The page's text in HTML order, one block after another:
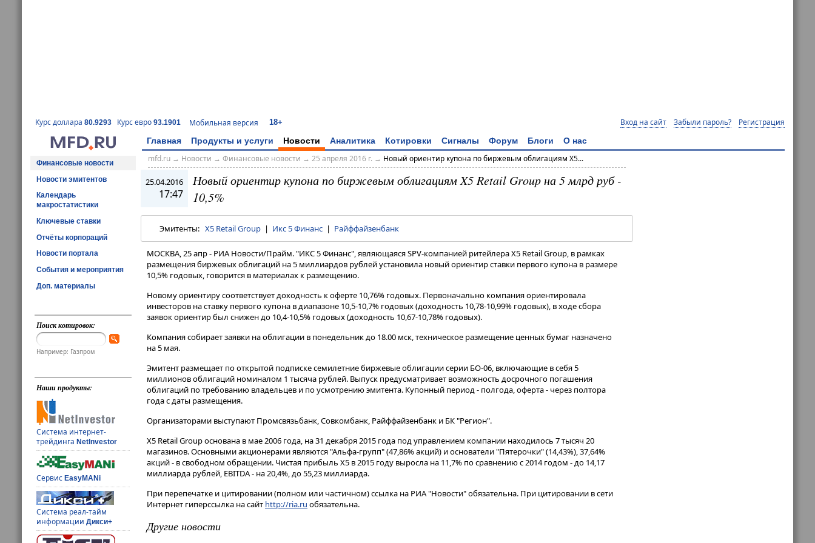
Курс доллара 80.9293 Курс евро 93.1901 Мобильная версия 18+ Вход на сайт Забыли пароль? Регистрация
Главная Продукты и услуги Новости Аналитика Котировки Сигналы Форум Блоги О нас
Финансовые новости
Новости эмитентов
Календарь
макростатистики
Ключевые ставки
Отчёты корпораций
Новости портала
События и мероприятия
Доп. материалы
Поиск котировок:
Например: Газпром
Наши продукты:
Система интернет-
трейдингаNetInvestor
СервисEasyMANi
Система реал-тайм
информацииДикси+
mfd.ru→ Новости → Финансовые новости → 25 апреля 2016 г. → Новый ориентир купона по биржевым облигациям X5...
25.04.2016
17:47
Новый ориентир купона по биржевым облигациям X5 Retail Group на 5 млрд руб -
10,5%
Эмитенты: X5 Retail Group | Икс 5 Финанс | Райффайзенбанк
МОСКВА, 25 апр - РИА Новости/Прайм. "ИКС 5 Финанс", являющаяся SPV-компанией ритейлера X5 Retail Group, в рамках
размещения биржевых облигаций на 5 миллиардов рублей установила новый ориентир ставки первого купона в размере
10,5% годовых, говорится в материалах к размещению.
Новому ориентиру соответствует доходность к оферте 10,76% годовых. Первоначально компания ориентировала
инвесторов на ставку первого купона в диапазоне 10,5-10,7% годовых (доходность 10,78-10,99% годовых), в ходе сбора
заявок ориентир был снижен до 10,4-10,5% годовых (доходность 10,67-10,78% годовых).
Компания собирает заявки на облигации в понедельник до 18.00 мск, техническое размещение ценных бумаг назначено
на 5 мая.
Эмитент размещает по открытой подписке семилетние биржевые облигации серии БО-06, включающие в себя 5
миллионов облигаций номиналом 1 тысяча рублей. Выпуск предусматривает возможность досрочного погашения
облигаций по требованию владельцев и по усмотрению эмитента. Купонный период - полгода, оферта - через полтора
года с даты размещения.
Организаторами выступают Промсвязьбанк, Совкомбанк, Райффайзенбанк и БК "Регион".
X5 Retail Group основана в мае 2006 года, на 31 декабря 2015 года под управлением компании находилось 7 тысяч 20
магазинов. Основными акционерами являются "Альфа-групп" (47,86% акций) и основатели "Пятерочки" (14,43%), 37,64%
акций - в свободном обращении. Чистая прибыль X5 в 2015 году выросла на 11,7% по сравнению с 2014 годом - до 14,17
миллиарда рублей, EBITDA - на 20,4%, до 55,23 миллиарда.
При перепечатке и цитировании (полном или частичном) ссылка на РИА "Новости" обязательна. При цитировании в сети
Интернет гиперссылка на сайт http://ria.ru обязательна.
Другие новости